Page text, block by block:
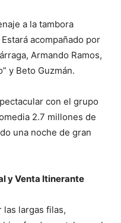
a la tambora
acompañado por
Armando Ramos,
y Beto Guzmán.
con el grupo
2.7 millones de
una noche de gran
y Venta Itinerante
las largas filas,